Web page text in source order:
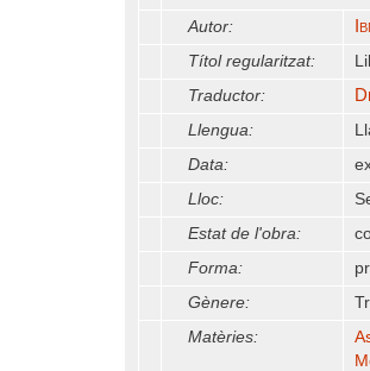
Autor:
Títol regularitzat:
Traductor:
Llengua:
Data:
Lloc:
Estat de l'obra:
Forma:
Gènere:
Matèries: